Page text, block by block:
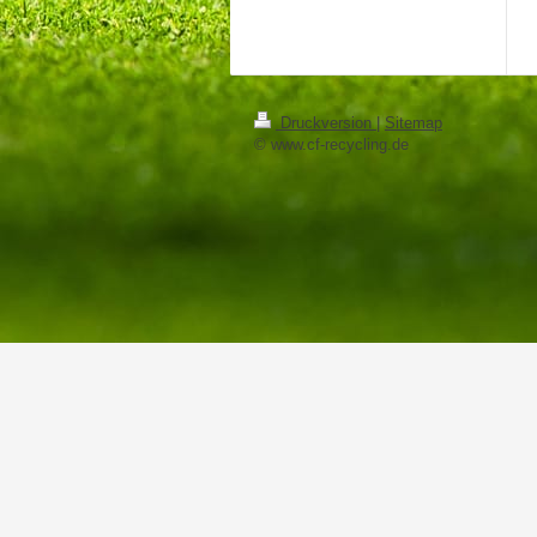
Druckversion
Sitemap
© www.cf-recycling.de